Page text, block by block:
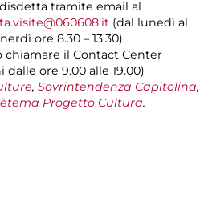
tramite email al
(dal lunedì al
ore 8.30 – 13.30).
chiamare il Contact Center
ore 9.00 alle 19.00)
, Sovrintendenza Capitolina,
Progetto Cultura.